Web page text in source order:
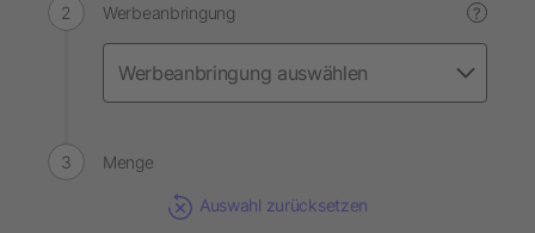
Werbeanbringung ?
Menge
Auswahl zurücksetzen